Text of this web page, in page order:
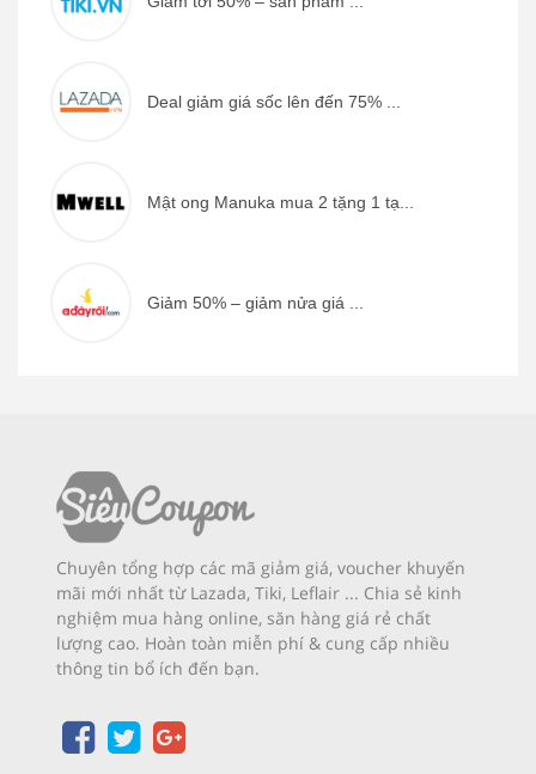
Deal giảm giá sốc lên đến 75% ...
Mật ong Manuka mua 2 tặng 1 tạ...
Giảm 50% – giảm nửa giá ...
Chuyên tổng hợp các mã giảm giá, voucher khuyến
mãi mới nhất từ Lazada, Tiki, Leflair ... Chia sẻ kinh
nghiệm mua hàng online, săn hàng giá rẻ chất
lượng cao. Hoàn toàn miễn phí & cung cấp nhiều
thông tin bổ ích đến bạn.